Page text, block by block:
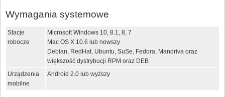
Wymagania systemowe
Stacje
robocze
Microsoft Windows 10, 8.1, 8, 7
Mac OS X 10.6 lub nowszy
Debian, RedHat, Ubuntu, SuSe, Fedora, Mandriva oraz
większość dystrybucji RPM oraz DEB
Urządzenia
mobilne
Android 2.0 lub wyższy